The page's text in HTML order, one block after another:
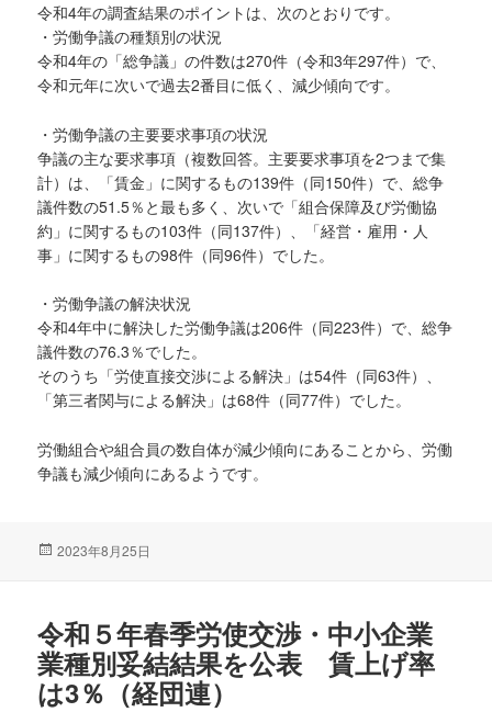
令和4年の調査結果のポイントは、次のとおりです。
・労働争議の種類別の状況
令和4年の「総争議」の件数は270件（令和3年297件）で、
令和元年に次いで過去2番目に低く、減少傾向です。
・労働争議の主要要求事項の状況
争議の主な要求事項（複数回答。主要要求事項を2つまで集
計）は、「賃金」に関するもの139件（同150件）で、総争
議件数の51.5％と最も多く、次いで「組合保障及び労働協
約」に関するもの103件（同137件）、「経営・雇用・人
事」に関するもの98件（同96件）でした。
・労働争議の解決状況
令和4年中に解決した労働争議は206件（同223件）で、総争
議件数の76.3％でした。
そのうち「労使直接交渉による解決」は54件（同63件）、
「第三者関与による解決」は68件（同77件）でした。
労働組合や組合員の数自体が減少傾向にあることから、労働
争議も減少傾向にあるようです。
投
2023年8月25日
令和５年春季労使交渉・中小企業
業種別妥結結果を公表 賃上げ率
は3％（経団連）